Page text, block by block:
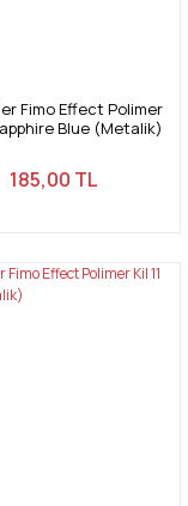
Fimo Effect Polimer
Blue (Metalik)
185,00 TL